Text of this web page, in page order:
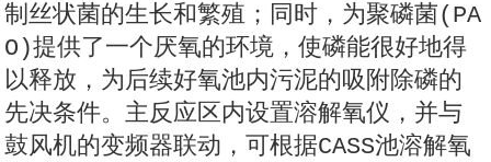
制丝状菌的生长和繁殖；同时，为聚磷菌(PA
O)提供了一个厌氧的环境，使磷能很好地得
以释放，为后续好氧池内污泥的吸附除磷的
先决条件。主反应区内设置溶解氧仪，并与
鼓风机的变频器联动，可根据CASS池溶解氧